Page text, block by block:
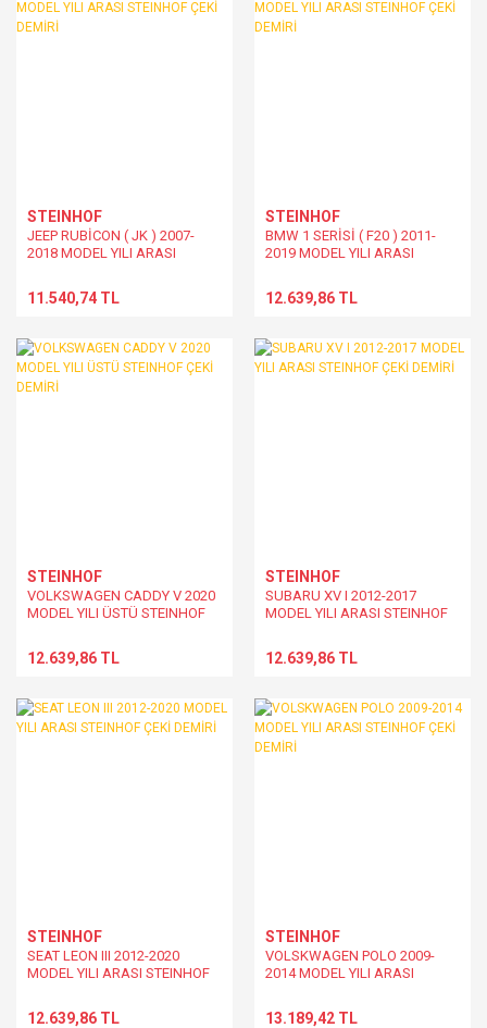
STEINHOF
JEEP RUBİCON ( JK ) 2007-
2018 MODEL YILI ARASI
11.540,74 TL
STEINHOF
BMW 1 SERİSİ ( F20 ) 2011-
2019 MODEL YILI ARASI
12.639,86 TL
STEINHOF
VOLKSWAGEN CADDY V 2020
MODEL YILI ÜSTÜ STEINHOF
12.639,86 TL
STEINHOF
SUBARU XV I 2012-2017
MODEL YILI ARASI STEINHOF
12.639,86 TL
STEINHOF
SEAT LEON III 2012-2020
MODEL YILI ARASI STEINHOF
12.639,86 TL
STEINHOF
VOLSKWAGEN POLO 2009-
2014 MODEL YILI ARASI
13.189,42 TL